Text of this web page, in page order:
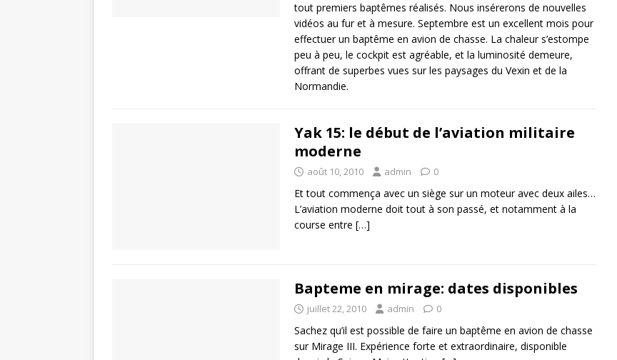
tout premiers baptêmes réalisés. Nous insérerons de nouvelles
vidéos au fur et à mesure. Septembre est un excellent mois pour
effectuer un baptême en avion de chasse. La chaleur s’estompe
peu à peu, le cockpit est agréable, et la luminosité demeure,
offrant de superbes vues sur les paysages du Vexin et de la
Normandie.
Yak 15: le début de l’aviation militaire
moderne
août 10, 2010 admin 0
Et tout commença avec un siège sur un moteur avec deux ailes…
L’aviation moderne doit tout à son passé, et notamment à la
course entre […]
Bapteme en mirage: dates disponibles
juillet 22, 2010 admin 0
Sachez qu’il est possible de faire un baptême en avion de chasse
sur Mirage III. Expérience forte et extraordinaire, disponible